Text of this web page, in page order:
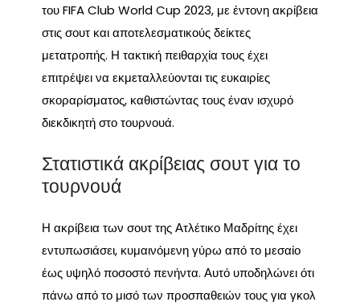
του FIFA Club World Cup 2023, με έντονη ακρίβεια
στις σουτ και αποτελεσματικούς δείκτες
μετατροπής. Η τακτική πειθαρχία τους έχει
επιτρέψει να εκμεταλλεύονται τις ευκαιρίες
σκοραρίσματος, καθιστώντας τους έναν ισχυρό
διεκδικητή στο τουρνουά.
Στατιστικά ακρίβειας σουτ για το
τουρνουά
Η ακρίβεια των σουτ της Ατλέτικο Μαδρίτης έχει
εντυπωσιάσει, κυμαινόμενη γύρω από το μεσαίο
έως υψηλό ποσοστό πενήντα. Αυτό υποδηλώνει ότι
πάνω από το μισό των προσπαθειών τους για γκολ